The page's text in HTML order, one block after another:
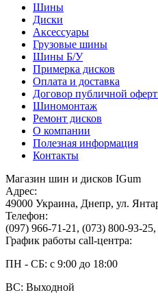
Шины
Диски
Аксессуары
Грузовые шины
Шины Б/У
Примерка дисков
Оплата и доставка
Договор публичной
Шиномонтаж
Ремонт дисков
О компании
Полезная информация
Контакты
Магазин шин и дисков IGum
Адрес:
49000 Украина, Днепр, ул.
Телефон:
(097) 966-71-21 , (073) 800-93-25,
График работы call-центра:
ПН - СБ: с 9:00 до 18:00
ВС: Выходной